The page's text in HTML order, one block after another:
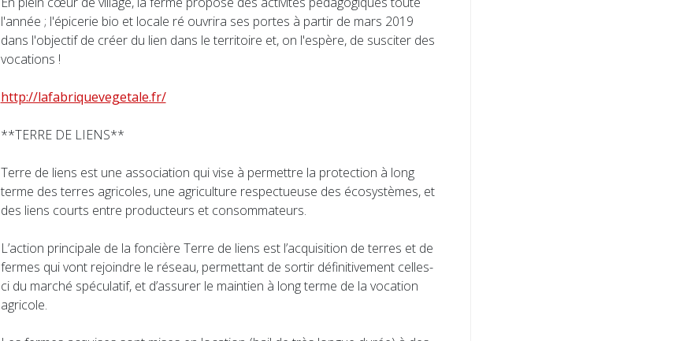
l'année ; l'épicerie bio et locale ré ouvrira ses portes à partir de mars 2019
dans l'objectif de créer du lien dans le territoire et, on l'espère, de susciter des
vocations !
http://lafabriquevegetale.fr/
**TERRE DE LIENS**
Terre de liens est une association qui vise à permettre la protection à long
terme des terres agricoles, une agriculture respectueuse des écosystèmes, et
des liens courts entre producteurs et consommateurs.
L’action principale de la foncière Terre de liens est l’acquisition de terres et de
fermes qui vont rejoindre le réseau, permettant de sortir définitivement celles-
ci du marché spéculatif, et d’assurer le maintien à long terme de la vocation
agricole.